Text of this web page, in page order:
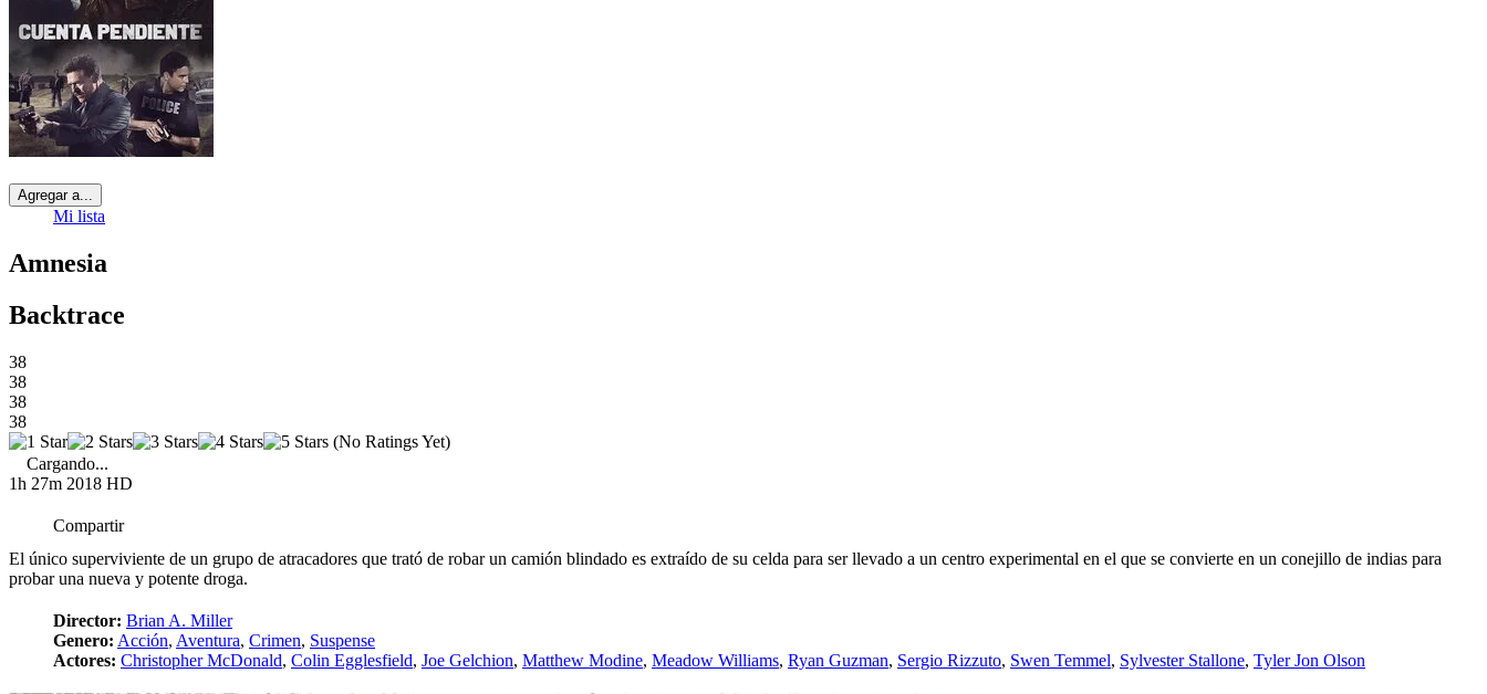
Agregar a...
Mi lista
Amnesia
Backtrace
38
38
38
38
(No Ratings Yet)
Cargando...
1h 27m 2018 HD
Compartir
El único superviviente de un grupo de atracadores que trató de robar un camión blindado es extraído de su celda para ser llevado a un centro experimental en el que se convierte en un conejillo de indias para
probar una nueva y potente droga.
Director: Brian A. Miller
Genero: Acción, Aventura, Crimen, Suspense
Actores: Christopher McDonald, Colin Egglesfield, Joe Gelchion, Matthew Modine, Meadow Williams, Ryan Guzman, Sergio Rizzuto, Swen Temmel, Sylvester Stallone, Tyler Jon Olson